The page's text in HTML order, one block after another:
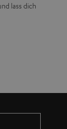
lass dich